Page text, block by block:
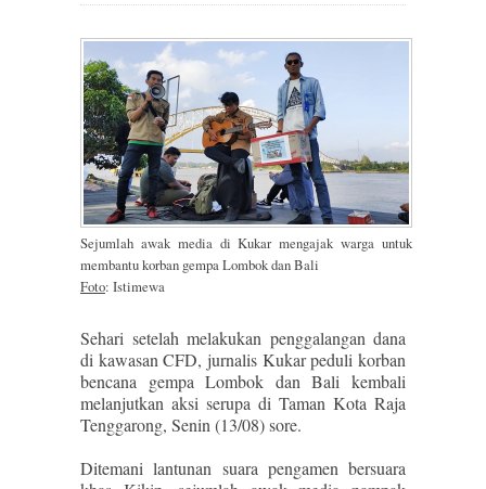
Sejumlah awak media di Kukar mengajak warga untuk
membantu korban gempa Lombok dan Bali
Foto: Istimewa
Sehari setelah melakukan penggalangan dana
di kawasan CFD, jurnalis Kukar peduli korban
bencana gempa Lombok dan Bali kembali
melanjutkan aksi serupa di Taman Kota Raja
Tenggarong, Senin (13/08) sore.
Ditemani lantunan suara pengamen bersuara